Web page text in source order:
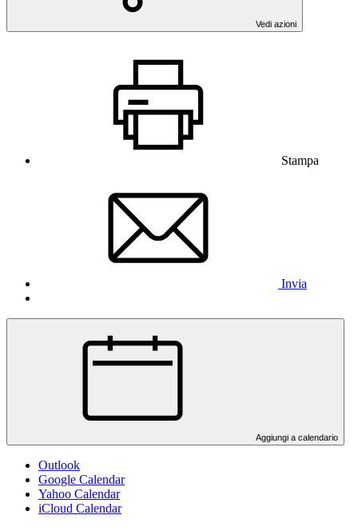
Vedi azioni
Stampa
Invia
Aggiungi a calendario
Outlook
Google Calendar
Yahoo Calendar
iCloud Calendar